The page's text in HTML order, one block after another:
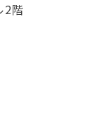
2階